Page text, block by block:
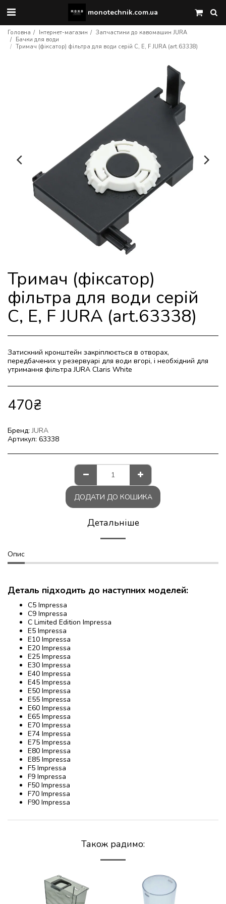
monotechnik.com.ua
Головна Інтернет-магазин
Запчастини до кавомашин JURA
Бачки для води
Тримач (фіксатор) фільтра для води серій C, E, F JURA (art.63338)
Тримач (фіксатор)
фільтра для води серій
C, E, F JURA (art.63338)
Затискний кронштейн закріплюється в отворах,
передбачених у резервуарі для води вгорі, і необхідний для
утримання фільтра JURA Claris White
470₴
Бренд: JURA
Артикул: 63338
ДОДАТИ ДО КОШИКА
Детальніше
Опис
Деталь підходить до наступних моделей:
C5 Impressa
C9 Impressa
C Limited Edition Impressa
E5 Impressa
E10 Impressa
E20 Impressa
E25 Impressa
E30 Impressa
E40 Impressa
E45 Impressa
E50 Impressa
E55 Impressa
E60 Impressa
E65 Impressa
E70 Impressa
E74 Impressa
E75 Impressa
E80 Impressa
E85 Impressa
F5 Impressa
F9 Impressa
F50 Impressa
F70 Impressa
F90 Impressa
Також радимо: